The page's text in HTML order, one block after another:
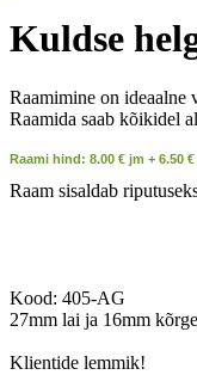
Kuldse
Raamimine on
Raamida saab kõikidel
Raami hind: 8.00 € jm + 6.50
Raam sisaldab
Kood: 405-AG
27mm lai ja 16mm
Klientide lemmik!